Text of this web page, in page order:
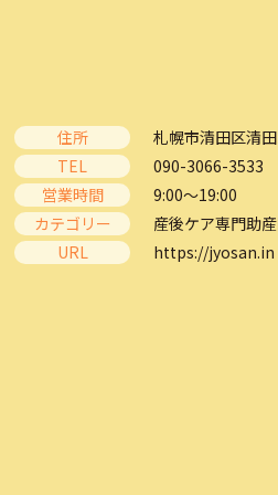
住所
札幌市清田区清
TEL
090-3066-3533
営業時間
9:00～19:00
カテゴリー
産後ケア専門助
URL
https://jyosan.in